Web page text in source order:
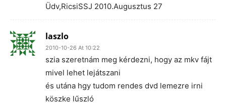
Üdv,RicsiSSJ 2010.Augusztus 27
laszlo
2010-10-26 At 10:22
szia szeretnám meg kérdezni, hogy az mkv fájt
mivel lehet lejátszani
és utána hgy tudom rendes dvd lemezre irni
köszke lűszló